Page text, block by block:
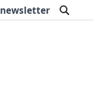
newsletter